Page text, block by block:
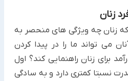
زنان
زنان چه ویژگی های منحصر به
می تواند ما را در پیدا کردن
برای زنان راهنمایی کند؟ اول
نسبتا کمتری دارد و به سادگی